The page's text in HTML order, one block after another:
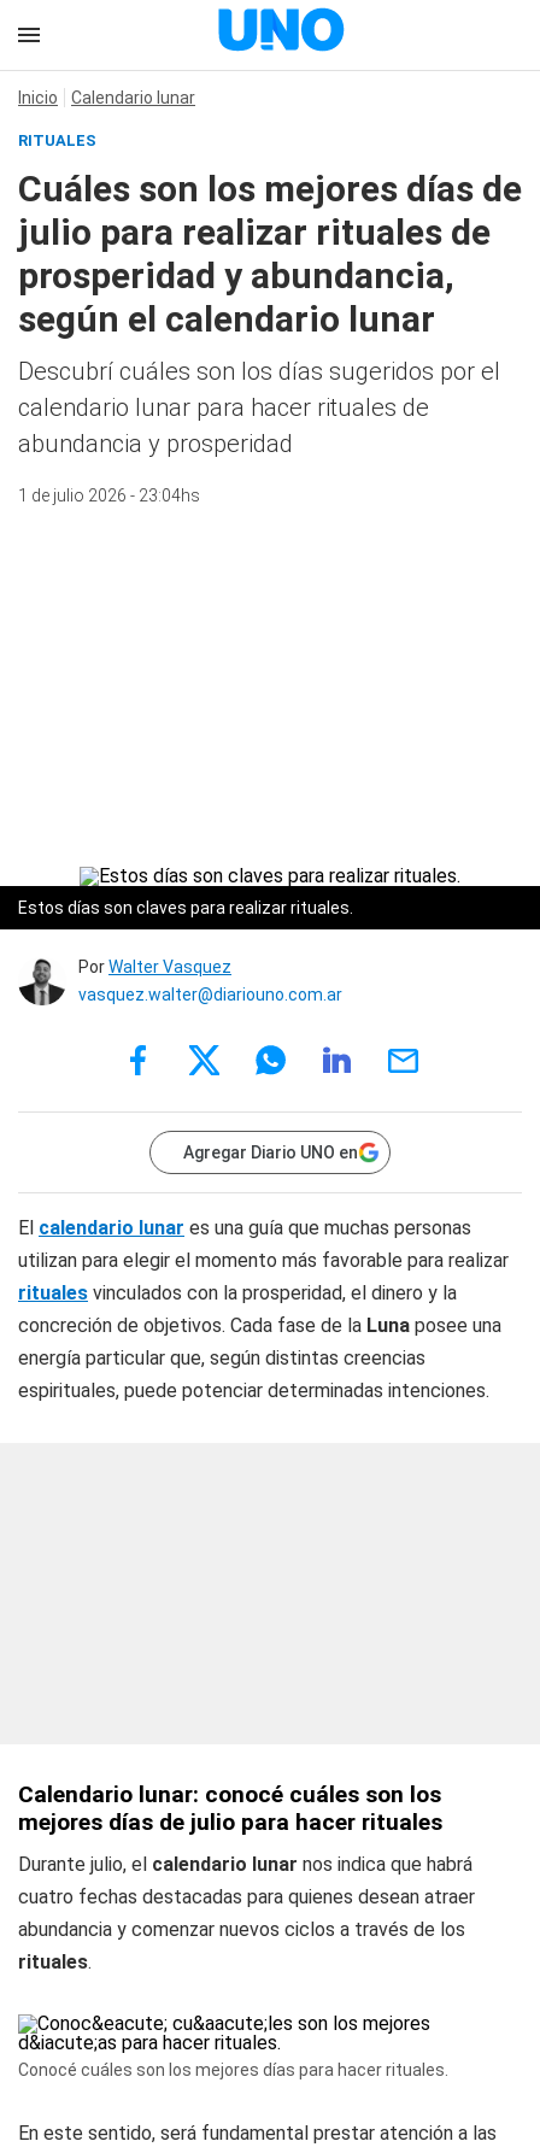
Inicio Calendario lunar
RITUALES
Cuáles son los mejores días de
julio para realizar rituales de
prosperidad y abundancia,
según el calendario lunar
Descubrí cuáles son los días sugeridos por el
calendario lunar para hacer rituales de
abundancia y prosperidad
1 de julio 2026 - 23:04hs
Estos días son claves para realizar rituales.
PorWalter Vasquez
vasquez.walter@diariouno.com.ar
Agregar Diario UNO en
El calendario lunar es una guía que muchas personas
utilizan para elegir el momento más favorable para realizar
rituales vinculados con la prosperidad, el dinero y la
concreción de objetivos. Cada fase de la Luna posee una
energía particular que, según distintas creencias
espirituales, puede potenciar determinadas intenciones.
Calendario lunar: conocé cuáles son los
mejores días de julio para hacer rituales
Durante julio, el calendario lunar nos indica que habrá
cuatro fechas destacadas para quienes desean atraer
abundancia y comenzar nuevos ciclos a través de los
rituales.
Conocé cuáles son los mejores días para hacer rituales.
En este sentido, será fundamental prestar atención a las